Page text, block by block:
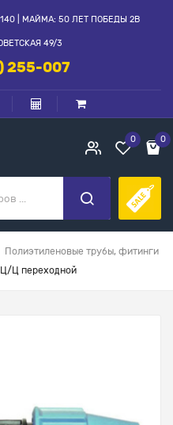
| МАЙМА: 50 ЛЕТ ПОБЕДЫ 2В
49/3
255-007
0 0
Полиэтиленовые трубы, фитинги
Ц переходной